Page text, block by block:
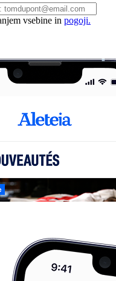
vsebine in pogoji.